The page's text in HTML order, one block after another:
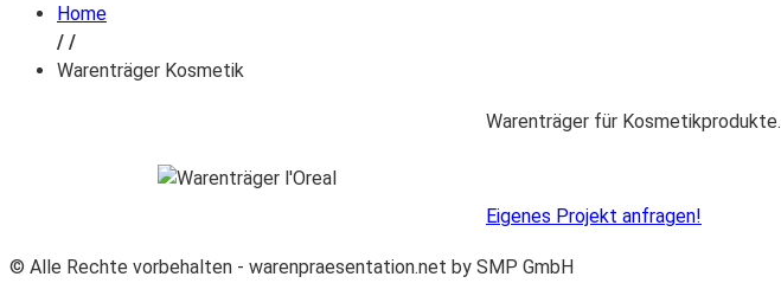
Home
/ /
Warenträger Kosmetik
Warenträger für Kosmetikprodukte.
Eigenes Projekt anfragen!
© Alle Rechte vorbehalten - warenpraesentation.net by SMP GmbH